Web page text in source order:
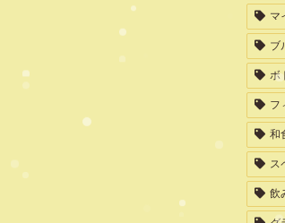
マ
ブ
ボ
フ
和
ス
飲